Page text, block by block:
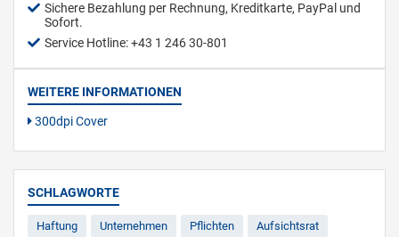
Sichere Bezahlung per Rechnung, Kreditkarte, PayPal und
Sofort.
Service Hotline: +43 1 246 30-801
WEITERE INFORMATIONEN
300dpi Cover
SCHLAGWORTE
Haftung Unternehmen Pflichten Aufsichtsrat